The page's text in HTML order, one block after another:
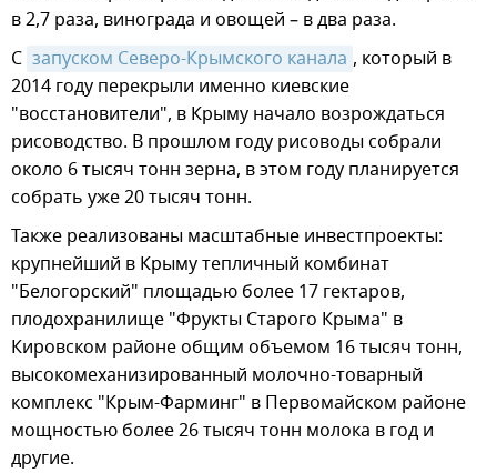
в 2,7 раза, винограда и овощей – в два раза.
С запуском Северо-Крымского канала , который в
2014 году перекрыли именно киевские
"восстановители", в Крыму начало возрождаться
рисоводство. В прошлом году рисоводы собрали
около 6 тысяч тонн зерна, в этом году планируется
собрать уже 20 тысяч тонн.
Также реализованы масштабные инвестпроекты:
крупнейший в Крыму тепличный комбинат
"Белогорский" площадью более 17 гектаров,
плодохранилище "Фрукты Старого Крыма" в
Кировском районе общим объемом 16 тысяч тонн,
высокомеханизированный молочно-товарный
комплекс "Крым-Фарминг" в Первомайском районе
мощностью более 26 тысяч тонн молока в год и
другие.